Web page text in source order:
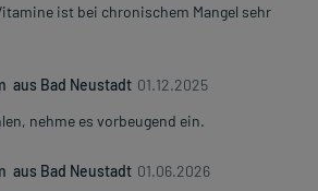
ist bei chronischem Mangel sehr
aus Bad Neustadt 01.12.2025
nehme es vorbeugend ein.
aus Bad Neustadt 01.06.2026